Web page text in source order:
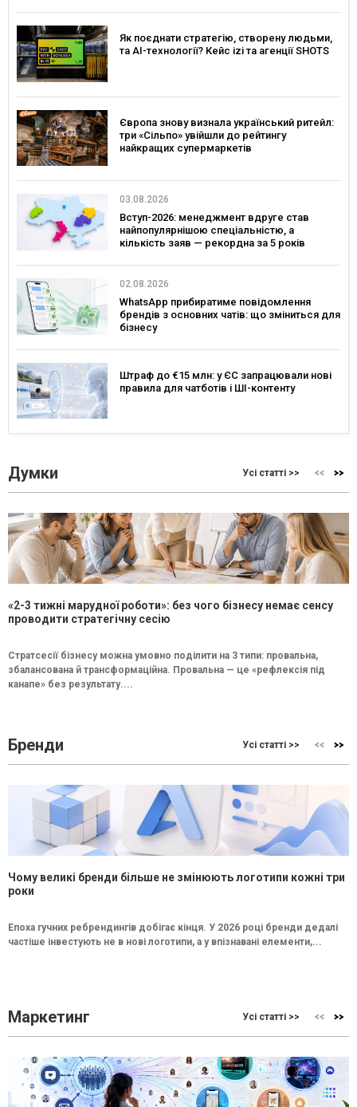
Як поєднати стратегію, створену людьми,
та AI-технології? Кейс izi та агенції SHOTS
Європа знову визнала український ритейл:
три «Сільпо» увійшли до рейтингу
найкращих супермаркетів
03.08.2026
Вступ-2026: менеджмент вдруге став
найпопулярнішою спеціальністю, а
кількість заяв — рекордна за 5 років
02.08.2026
WhatsApp прибиратиме повідомлення
брендів з основних чатів: що зміниться для
бізнесу
Штраф до €15 млн: у ЄС запрацювали нові
правила для чатботів і ШІ-контенту
Думки Усі статті >>
«2-3 тижні марудної роботи»: без чого бізнесу немає сенсу
проводити стратегічну сесію
Стратсесії бізнесу можна умовно поділити на 3 типи: провальна,
збалансована й трансформаційна. Провальна — це «рефлексія під
канапе» без результату....
Бренди Усі статті >>
Чому великі бренди більше не змінюють логотипи кожні три
роки
Епоха гучних ребрендингів добігає кінця. У 2026 році бренди дедалі
частіше інвестують не в нові логотипи, а у впізнавані елементи,...
Маркетинг Усі статті >>